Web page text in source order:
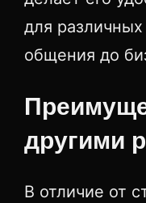
для различных
общения до
другими
В отличие от